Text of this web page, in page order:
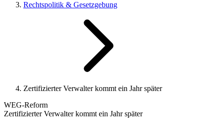
Rechtspolitik & Gesetzgebung
Zertifizierter Verwalter kommt ein Jahr später
WEG-Reform
Zertifizierter Verwalter kommt ein Jahr später